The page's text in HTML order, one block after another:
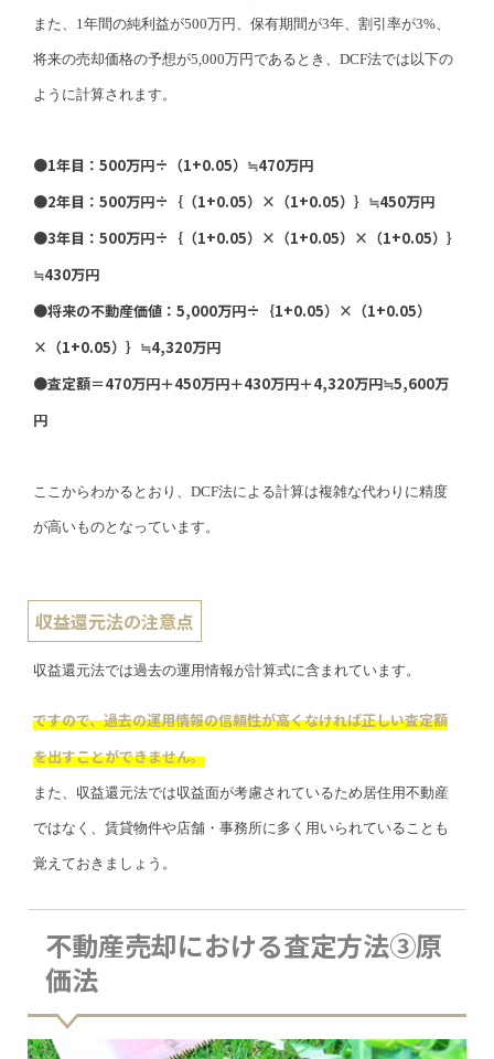
また、1年間の純利益が500万円、保有期間が3年、割引率が3%、
将来の売却価格の予想が5,000万円であるとき、DCF法では以下の
ように計算されます。
●1年目：500万円÷（1+0.05）≒470万円
●2年目：500万円÷｛（1+0.05）×（1+0.05）｝≒450万円
●3年目：500万円÷｛（1+0.05）×（1+0.05）×（1+0.05）｝
≒430万円
●将来の不動産価値：5,000万円÷｛1+0.05）×（1+0.05）
×（1+0.05）｝≒4,320万円
●査定額＝470万円＋450万円＋430万円＋4,320万円≒5,600万
円
ここからわかるとおり、DCF法による計算は複雑な代わりに精度
が高いものとなっています。
収益還元法の注意点
収益還元法では過去の運用情報が計算式に含まれています。
ですので、過去の運用情報の信頼性が高くなければ正しい査定額
を出すことができません。
また、収益還元法では収益面が考慮されているため居住用不動産
ではなく、賃貸物件や店舗・事務所に多く用いられていることも
覚えておきましょう。
不動産売却における査定方法③原
価法